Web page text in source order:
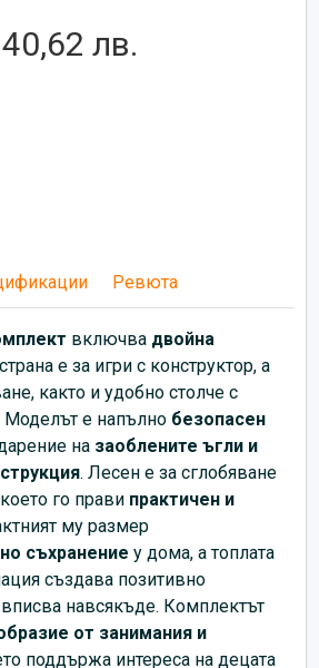
лв.
Ревюта
включва двойна
е за игри с конструктор, а
както и удобно столче с
Моделът е напълно безопасен
на заоблените ъгли и
. Лесен е за сглобяване
го прави практичен и
му размер
съхранение у дома, а топлата
създава позитивно
навсякъде. Комплектът
от занимания и
поддържа интереса на децата